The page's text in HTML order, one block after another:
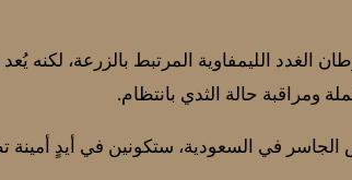
الليمفاوية المرتبط بالزرعة، لكنه يُعد
ومراقبة حالة الثدي بانتظام.
الجاسر في السعودية، ستكونين في أيدٍ أمينة